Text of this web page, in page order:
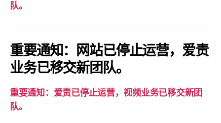
队。
知：
爱
责
重要通知：网站已停止运营，爱责
业务已移交新团队。
重要通知：爱责已停止运营，视频业务已移交新团
队。